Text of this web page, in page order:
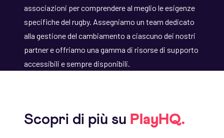
associazioni per comprendere al meglio le esigenze
specifiche del rugby. Assegniamo un team dedicato
alla gestione del cambiamento a ciascuno dei nostri
partner e offriamo una gamma di risorse di supporto
accessibili e sempre disponibili.
Scopri di più su PlayHQ.